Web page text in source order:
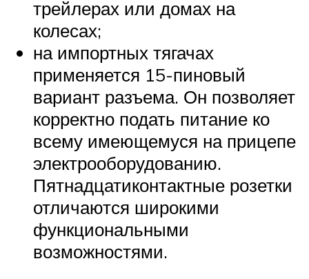
трейлерах или домах на
колесах;
на импортных тягачах
применяется 15-пиновый
вариант разъема. Он позволяет
корректно подать питание ко
всему имеющемуся на прицепе
электрооборудованию.
Пятнадцатиконтактные розетки
отличаются широкими
функциональными
возможностями.